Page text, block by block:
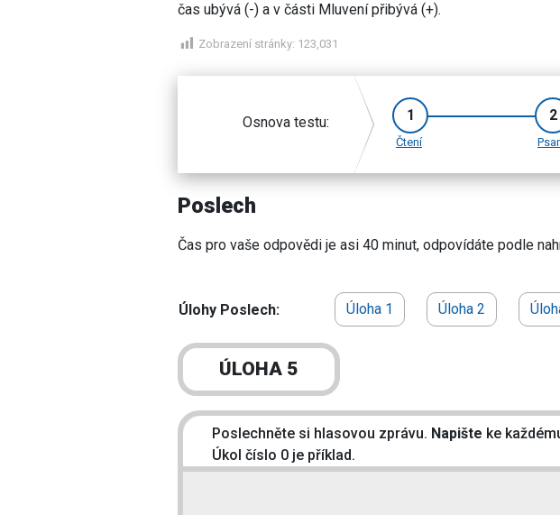
čas ubývá (-) a v části Mluvení přibývá (+).
Zobrazení stránky: 123,031
Osnova testu: 1 2
Čtení
Poslech
Čas pro vaše odpovědi je asi 40 minut, odpovídáte podle
Úlohy Poslech: Úloha 1 Úloha 2
ÚLOHA 5
Poslechněte si hlasovou zprávu. Napište ke
Úkol číslo 0 je příklad.